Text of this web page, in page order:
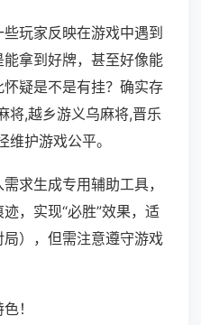
玩家反映在游戏中遇到
拿到好牌，甚至好像能
疑是不是有挂？确实存
将,越乡游义乌麻将,晋乐
护游戏公平。
求生成专用辅助工具，
，实现“必胜”效果，适
），但需注意遵守游戏
！